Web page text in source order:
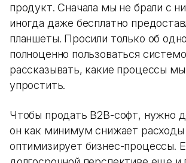
продукт. Сначала мы не брали с
иногда даже бесплатно
планшеты. Просили только об
полноценно пользоваться
рассказывать, какие процессы
упростить.
Чтобы продать B2B-софт, нужно
он как минимум снижает расходы
оптимизирует бизнес-процессы.